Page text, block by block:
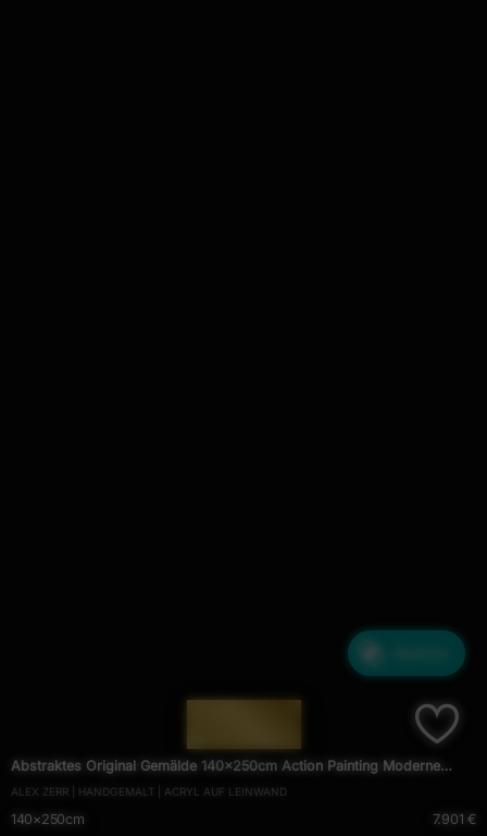
Abstraktes Original Gemälde 140x250cm Action Painting Moderne
Kunst auf Leinwand Mischtechnik bunt pink schwarz hochwertig
ALEX ZERR | HANDGEMALT | ACRYL AUF LEINWAND
140×250cm 7.901 €